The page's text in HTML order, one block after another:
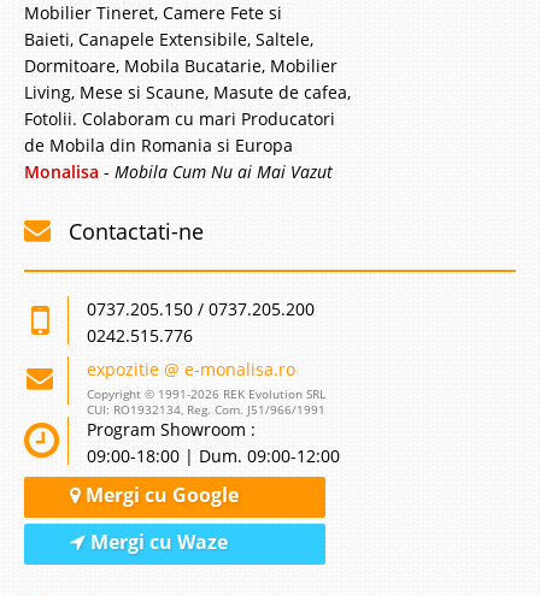
Mobilier Tineret, Camere Fete si
Baieti, Canapele Extensibile, Saltele,
Dormitoare, Mobila Bucatarie, Mobilier
Living, Mese si Scaune, Masute de cafea,
Fotolii. Colaboram cu mari Producatori
de Mobila din Romania si Europa
Monalisa - Mobila Cum Nu ai Mai Vazut
Contactati-ne
0737.205.150 / 0737.205.200
0242.515.776
expozitie @ e-monalisa.ro
Copyright © 1991-2026 REK Evolution SRL
CUI: RO1932134, Reg. Com. J51/966/1991
Program Showroom :
09:00-18:00 | Dum. 09:00-12:00
Mergi cu Google
Mergi cu Waze